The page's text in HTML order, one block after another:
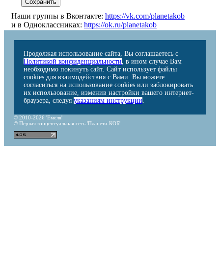
Наши группы в Вконтакте: https://vk.com/planetakob
и в Одноклассниках: https://ok.ru/planetakob
Продолжая использование сайта, Вы соглашаетесь с
Политикой конфиденциальности, в ином случае Вам
необходимо покинуть сайт. Сайт использует файлы
cookies для взаимодействия с Вами. Вы можете
согласиться на использование cookies или заблокировать
их использование, изменив настройки вашего интернет-
браузера, следуя указаниям инструкции.
© 2010-2026 'Емеля'
© Первая концептуальная сеть 'Планета-КОБ'